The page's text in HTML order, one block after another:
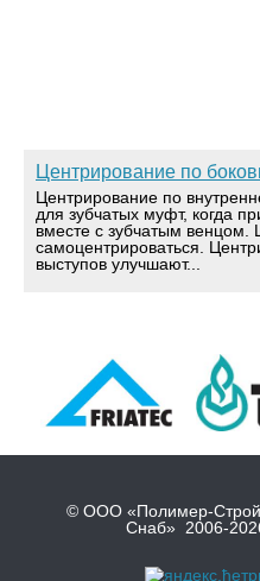
Центрирование по
Центрирование по
для зубчатых муфт, когда
вместе с зубчатым
самоцентрироваться.
выступов улучшают...
© ООО «Полимер-
Снаб» 2006-